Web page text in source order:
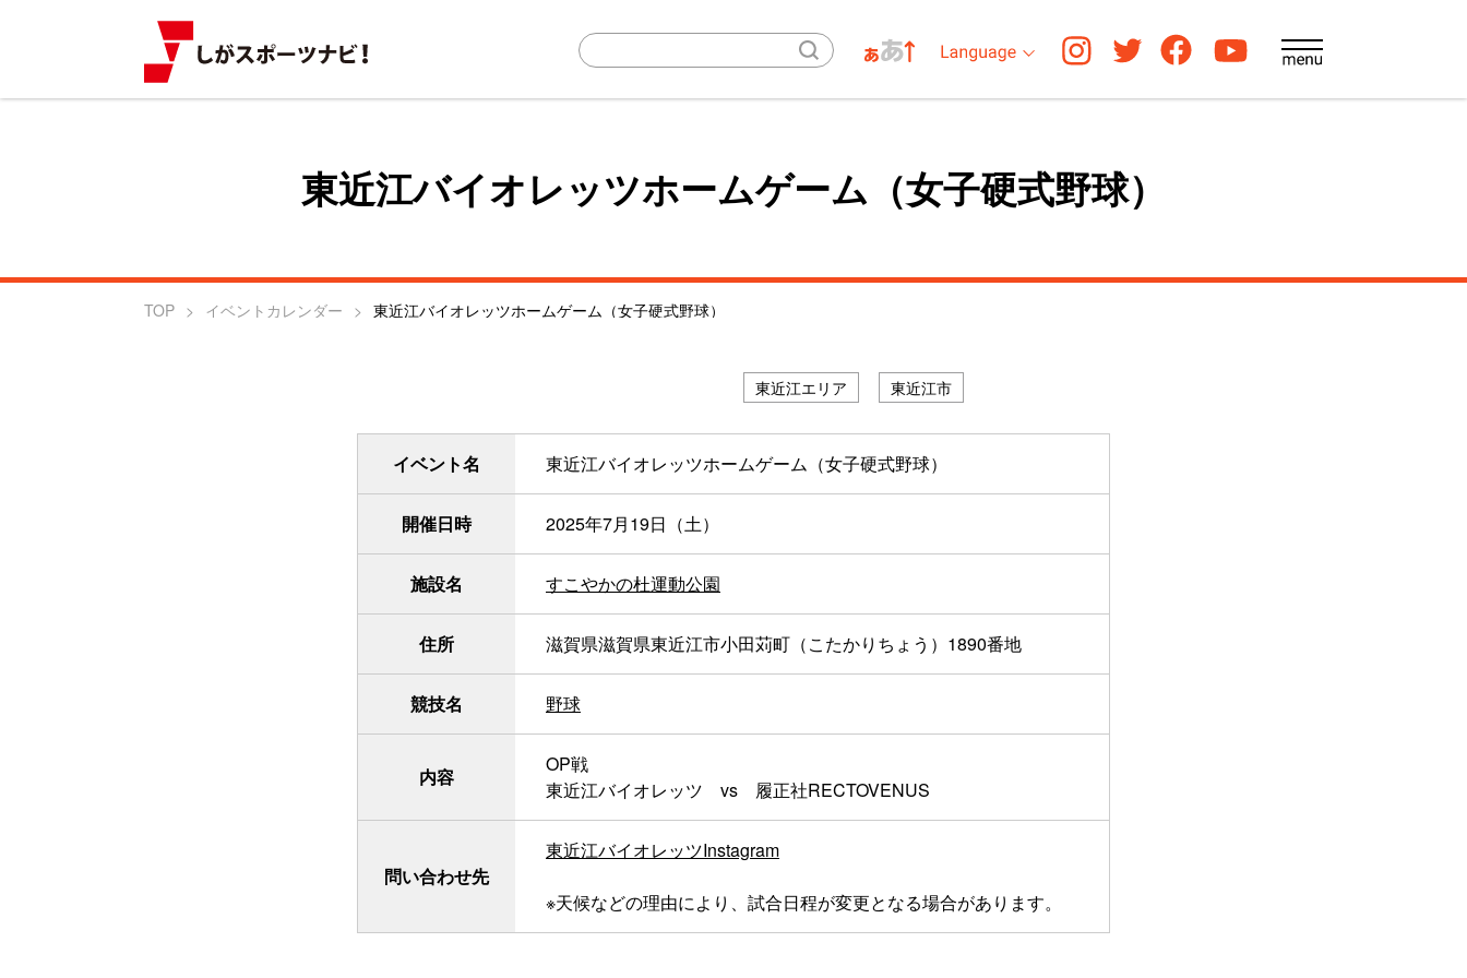
東近江バイオレッツホームゲーム（女子硬式野球）
TOP イベントカレンダー 東近江バイオレッツホームゲーム（女子硬式野球）
東近江エリア 東近江市
イベント名 東近江バイオレッツホームゲーム（女子硬式野球）
開催日時 2025年7月19日（土）
施設名 すこやかの杜運動公園
住所 滋賀県滋賀県東近江市小田苅町（こたかりちょう）1890番地
競技名 野球
内容
OP戦
東近江バイオレッツ vs 履正社RECTOVENUS
問い合わせ先
東近江バイオレッツInstagram
※天候などの理由により、試合日程が変更となる場合があります。